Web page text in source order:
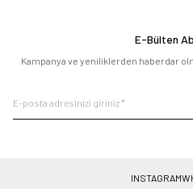
E-Bülten
Kampanya ve yeniliklerden haberdar
INSTAGRAM